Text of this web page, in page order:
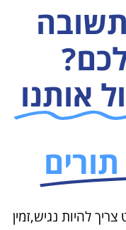
אותנו
להיות נגיש,זמין